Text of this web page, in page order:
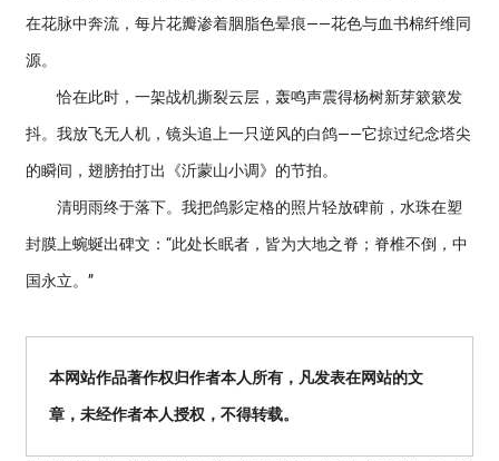
在花脉中奔流，每片花瓣渗着胭脂色晕痕——花色与血书棉纤维同
源。
恰在此时，一架战机撕裂云层，轰鸣声震得杨树新芽簌簌发
抖。我放飞无人机，镜头追上一只逆风的白鸽——它掠过纪念塔尖
的瞬间，翅膀拍打出《沂蒙山小调》的节拍。
清明雨终于落下。我把鸽影定格的照片轻放碑前，水珠在塑
封膜上蜿蜒出碑文：“此处长眠者，皆为大地之脊；脊椎不倒，中
国永立。”
本网站作品著作权归作者本人所有，凡发表在网站的文
章，未经作者本人授权，不得转载。